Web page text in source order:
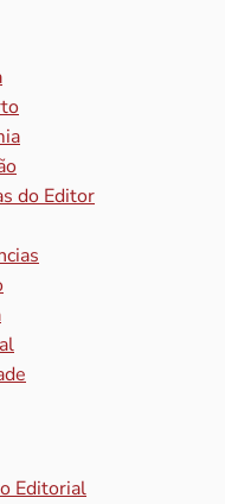
do Editor
Editorial